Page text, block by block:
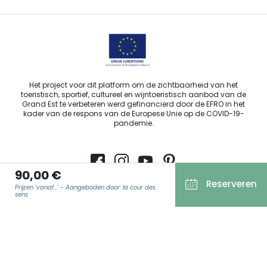
90,00 €
Prijzen 'vanaf...' - Aangeboden door: la cour des
sens
Reserveren
Het project voor dit platform om de zichtbaarheid van het
toeristisch, sportief, cultureel en wijntoeristisch aanbod van de
Grand Est te verbeteren werd gefinancierd door de EFRO in het
kader van de respons van de Europese Unie op de COVID-19-
pandemie.
Agence Régionale du Tourisme Grand Est ©2026 - Alle rechten